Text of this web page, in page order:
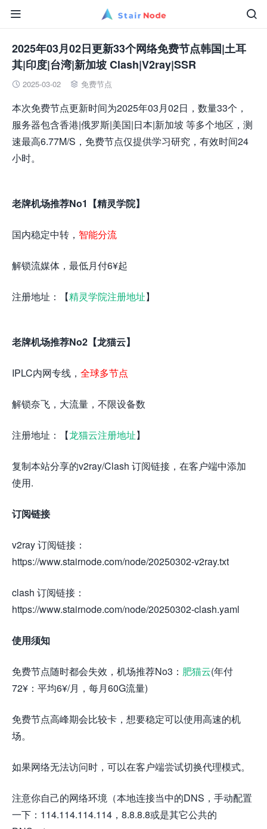


2025年03月02日更新33个网络免费节点韩国|土耳
其|印度|台湾|新加坡 Clash|V2ray|SSR
 2025-03-02  免费节点
本次免费节点更新时间为2025年03月02日，数量33个，
服务器包含香港|俄罗斯|美国|日本|新加坡 等多个地区，测
速最高6.77M/S，免费节点仅提供学习研究，有效时间24
小时。
老牌机场推荐No1【精灵学院】
国内稳定中转， 智能分流
解锁流媒体，最低月付6¥起
注册地址：【精灵学院注册地址】
老牌机场推荐No2【龙猫云】
IPLC内网专线， 全球多节点
解锁奈飞，大流量，不限设备数
注册地址：【龙猫云注册地址】
复制本站分享的v2ray/Clash 订阅链接，在客户端中添加
使用.
订阅链接
v2ray 订阅链接：
https://www.stairnode.com/node/20250302-v2ray.txt
clash 订阅链接：
https://www.stairnode.com/node/20250302-clash.yaml
使用须知
免费节点随时都会失效，机场推荐No3： 肥猫云(年付
72¥：平均6¥/月，每月60G流量)
免费节点高峰期会比较卡，想要稳定可以使用高速的机
场。
如果网络无法访问时，可以在客户端尝试切换代理模式。
注意你自己的网络环境（本地连接当中的DNS，手动配置
一下：114.114.114.114，8.8.8.8或是其它公共的